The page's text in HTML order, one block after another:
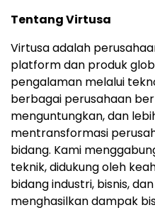
Tentang Virtusa
Virtusa adalah
platform dan produk
pengalaman melalui
berbagai perusahaan
menguntungkan, dan
mentransformasi
bidang. Kami
teknik, didukung oleh
bidang industri, bisnis,
menghasilkan dampak